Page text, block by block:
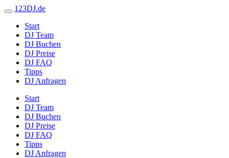
123DJ.de
Start
DJ Team
DJ Buchen
DJ Preise
DJ FAQ
Tipps
DJ Anfragen
Start
DJ Team
DJ Buchen
DJ Preise
DJ FAQ
Tipps
DJ Anfragen